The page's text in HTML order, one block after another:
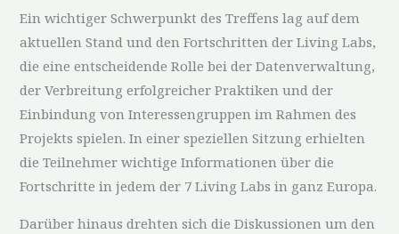
Ein wichtiger Schwerpunkt des Treffens lag auf dem
aktuellen Stand und den Fortschritten der Living Labs,
die eine entscheidende Rolle bei der Datenverwaltung,
der Verbreitung erfolgreicher Praktiken und der
Einbindung von Interessengruppen im Rahmen des
Projekts spielen. In einer speziellen Sitzung erhielten
die Teilnehmer wichtige Informationen über die
Fortschritte in jedem der 7 Living Labs in ganz Europa.
Darüber hinaus drehten sich die Diskussionen um den